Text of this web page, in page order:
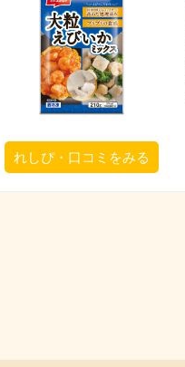
れしぴ・口コミをみる